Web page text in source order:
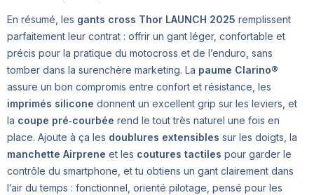
En résumé, les gants cross Thor LAUNCH 2025 remplissent
parfaitement leur contrat : offrir un gant léger, confortable et
précis pour la pratique du motocross et de l’enduro, sans
tomber dans la surenchère marketing. La paume Clarino®
assure un bon compromis entre confort et résistance, les
imprimés silicone donnent un excellent grip sur les leviers, et
la coupe pré‑courbée rend le tout très naturel une fois en
place. Ajoute à ça les doublures extensibles sur les doigts, la
manchette Airprene et les coutures tactiles pour garder le
contrôle du smartphone, et tu obtiens un gant clairement dans
l’air du temps : fonctionnel, orienté pilotage, pensé pour les